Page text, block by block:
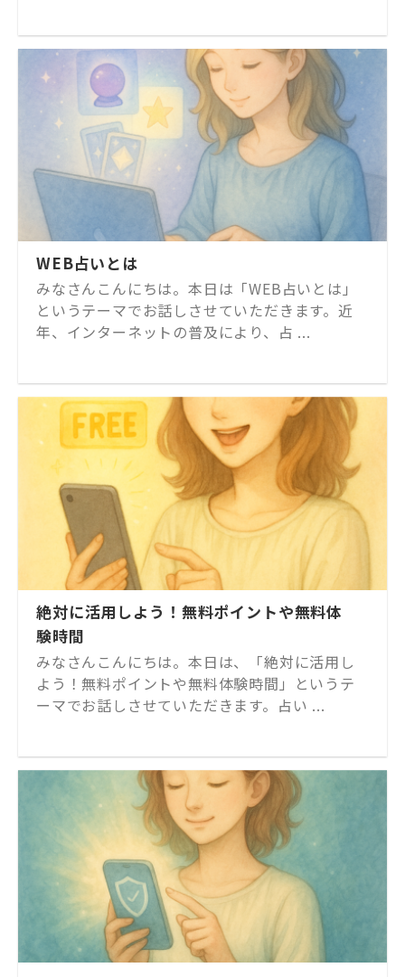
WEB占いとは
みなさんこんにちは。本日は「WEB占いとは」
というテーマでお話しさせていただきます。近
年、インターネットの普及により、占 ...
絶対に活用しよう！無料ポイントや無料体
験時間
みなさんこんにちは。本日は、「絶対に活用し
よう！無料ポイントや無料体験時間」というテ
ーマでお話しさせていただきます。占い ...